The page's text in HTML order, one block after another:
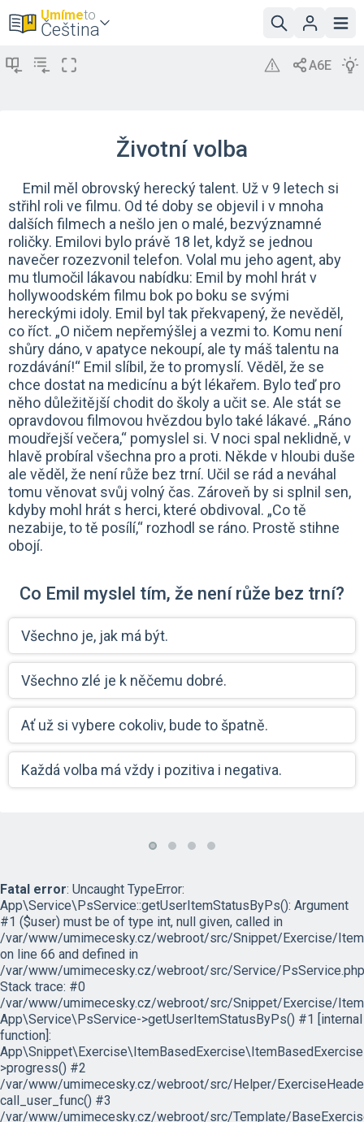
Umímeto
Čeština
Životní volba
Emil měl obrovský herecký talent. Už v 9 letech si
střihl roli ve filmu. Od té doby se objevil i v mnoha
dalších filmech a nešlo jen o malé, bezvýznamné
roličky. Emilovi bylo právě 18 let, když se jednou
navečer rozezvonil telefon. Volal mu jeho agent, aby
mu tlumočil lákavou nabídku: Emil by mohl hrát v
hollywoodském filmu bok po boku se svými
hereckými idoly. Emil byl tak překvapený, že nevěděl,
co říct. „O ničem nepřemýšlej a vezmi to. Komu není
shůry dáno, v apatyce nekoupí, ale ty máš talentu na
rozdávání!“ Emil slíbil, že to promyslí. Věděl, že se
chce dostat na medicínu a být lékařem. Bylo teď pro
něho důležitější chodit do školy a učit se. Ale stát se
opravdovou filmovou hvězdou bylo také lákavé. „Ráno
moudřejší večera,“ pomyslel si. V noci spal neklidně, v
hlavě probíral všechna pro a proti. Někde v hloubi duše
ale věděl, že není růže bez trní. Učil se rád a neváhal
tomu věnovat svůj volný čas. Zároveň by si splnil sen,
kdyby mohl hrát s herci, které obdivoval. „Co tě
nezabije, to tě posílí,“ rozhodl se ráno. Prostě stihne
obojí.
Co Emil myslel tím, že není růže bez trní?
Všechno je, jak má být.
Všechno zlé je k něčemu dobré.
Ať už si vybere cokoliv, bude to špatně.
Každá volba má vždy i pozitiva i negativa.
Fatal error: Uncaught TypeError:
App\Service\PsService::getUserItemStatusByPs(): Argument
#1 ($user) must be of type int, null given, called in
/var/www/umimecesky.cz/webroot/src/Snippet/Exercise/
on line 66 and defined in
/var/www/umimecesky.cz/webroot/src/Service/
Stack trace: #0
/var/www/umimecesky.cz/webroot/src/Snippet/Exercise/
App\Service\PsService->getUserItemStatusByPs() #1 [internal
function]:
>progress() #2
/var/www/umimecesky.cz/webroot/src/Helper/
call_user_func() #3
/var/www/umimecesky.cz/webroot/src/Template/